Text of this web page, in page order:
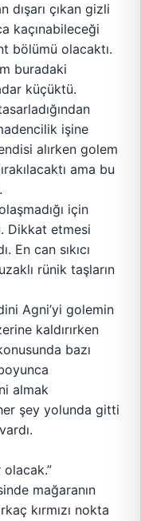
çıkan gizli
kaçınabileceği
bölümü olacaktı.
buradaki
küçüktü.
işine
alırken golem
ama bu
için
Dikkat etmesi
En can sıkıcı
rünik taşların
Agni’yi golemin
kaldırırken
bazı
almak
şey yolunda gitti
mağaranın
kırmızı nokta